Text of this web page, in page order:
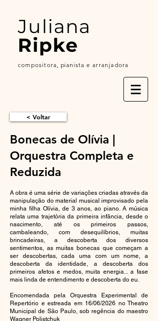
Juliana
Ripke
compositora, pianista e arranjadora
< Voltar
Bonecas de Olívia |
Orquestra Completa e
Reduzida
A obra é uma série de variações criadas através da
manipulação do material musical improvisado pela
minha filha Olívia, de 3 anos, ao piano. A música
relata uma trajetória da primeira infância, desde o
nascimento, até os primeiros passos,
cambaleando, com desequilíbrios, muitas
brincadeiras, a descoberta dos diversos
sentimentos, as muitas bonecas que começam a
ser descobertas, cada uma com um nome, a
descoberta da identidade, a descoberta dos
primeiros afetos e medos, muita energia... a fase
mais linda de entendimento e descoberta do eu.
Encomendada pela Orquestra Experimental de
Repertório e estreada em 16/06/2026 no Theatro
Municipal de São Paulo, sob regência do maestro
Wagner Polistchuk